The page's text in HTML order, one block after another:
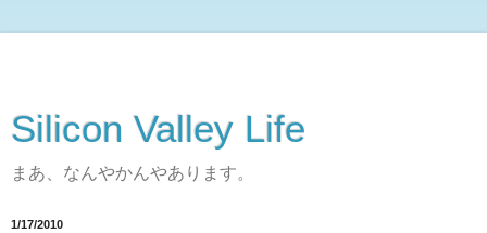
Silicon Valley Life
まあ、なんやかんやあります。
1/17/2010